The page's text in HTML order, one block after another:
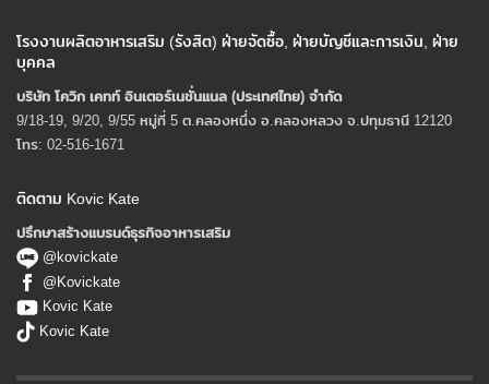
โรงงานผลิตอาหารเสริม (รังสิต) ฝ่ายจัดซื้อ, ฝ่ายบัญชีและการเงิน, ฝ่าย
บุคคล
บริษัท โควิก เคทท์ อินเตอร์เนชั่นแนล (ประเทศไทย) จํากัด
9/18-19, 9/20, 9/55 หมู่ที่ 5 ต.คลองหนึ่ง อ.คลองหลวง จ.ปทุมธานี 12120
โทร: 02-516-1671
ติดตาม Kovic Kate
ปรึกษาสร้างแบรนด์ธุรกิจอาหารเสริม
@kovickate
@Kovickate
Kovic Kate
Kovic Kate